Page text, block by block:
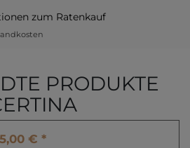
zum Ratenkauf
PRODUKTE
€ *